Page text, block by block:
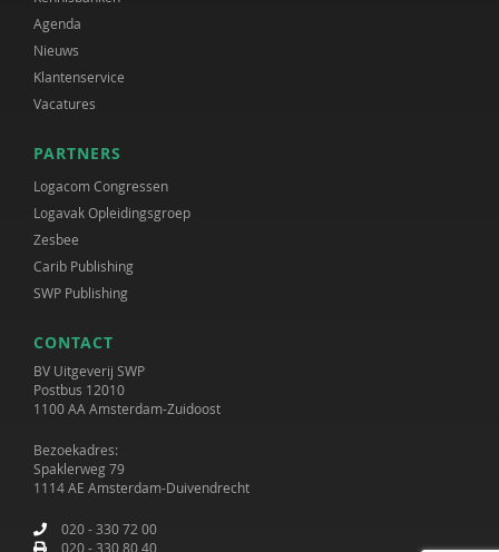
Agenda
Nieuws
Klantenservice
Vacatures
PARTNERS
Logacom Congressen
Logavak Opleidingsgroep
Zesbee
Carib Publishing
SWP Publishing
CONTACT
BV Uitgeverij SWP
Postbus 12010
1100 AA Amsterdam-Zuidoost
Bezoekadres:
Spaklerweg 79
1114 AE Amsterdam-Duivendrecht
020 - 330 72 00
020 - 330 80 40